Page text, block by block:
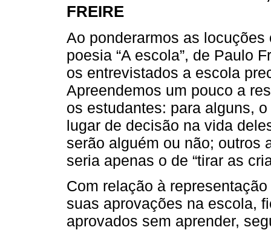
FREIRE
Ao ponderarmos as
poesia “A escola”, de Paulo
os entrevistados a escola
Apreendemos um pouco a
os estudantes: para alguns,
lugar de decisão na vida
serão alguém ou não; outros
seria apenas o de “tirar as
Com relação à
suas aprovações na escola,
aprovados sem aprender,